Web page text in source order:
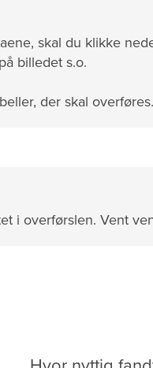
skal du klikke
billedet s.o.
der skal
i overførslen. Vent